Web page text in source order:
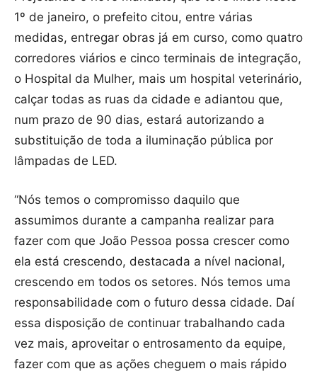
1º de janeiro, o prefeito citou, entre várias
medidas, entregar obras já em curso, como quatro
corredores viários e cinco terminais de integração,
o Hospital da Mulher, mais um hospital veterinário,
calçar todas as ruas da cidade e adiantou que,
num prazo de 90 dias, estará autorizando a
substituição de toda a iluminação pública por
lâmpadas de LED.
“Nós temos o compromisso daquilo que
assumimos durante a campanha realizar para
fazer com que João Pessoa possa crescer como
ela está crescendo, destacada a nível nacional,
crescendo em todos os setores. Nós temos uma
responsabilidade com o futuro dessa cidade. Daí
essa disposição de continuar trabalhando cada
vez mais, aproveitar o entrosamento da equipe,
fazer com que as ações cheguem o mais rápido